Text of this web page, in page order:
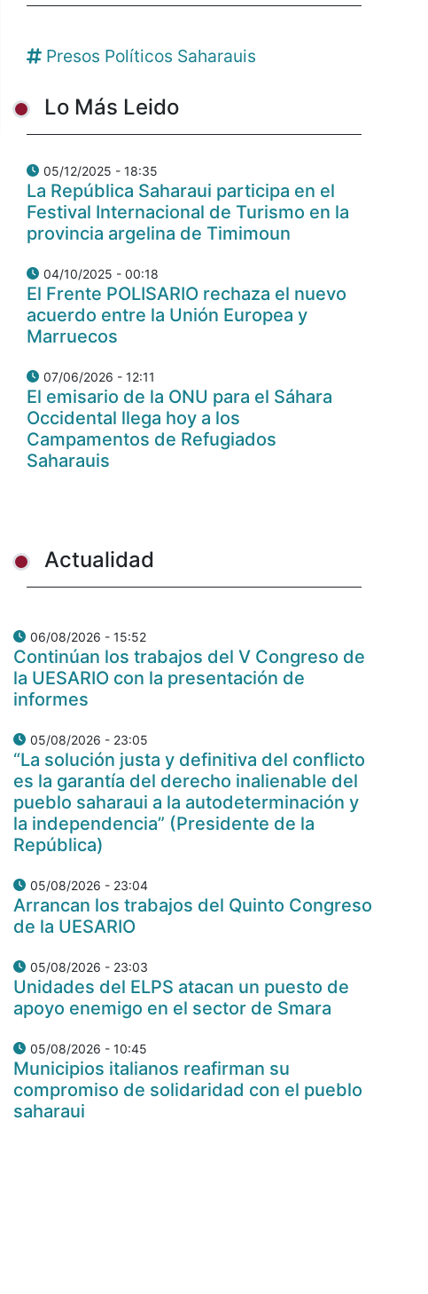
Presos Políticos Saharauis
Lo Más Leido
05/12/2025 - 18:35
La República Saharaui participa en el
Festival Internacional de Turismo en la
provincia argelina de Timimoun
04/10/2025 - 00:18
El Frente POLISARIO rechaza el nuevo
acuerdo entre la Unión Europea y
Marruecos
07/06/2026 - 12:11
El emisario de la ONU para el Sáhara
Occidental llega hoy a los
Campamentos de Refugiados
Saharauis
Actualidad
06/08/2026 - 15:52
Continúan los trabajos del V Congreso de
la UESARIO con la presentación de
informes
05/08/2026 - 23:05
“La solución justa y definitiva del conflicto
es la garantía del derecho inalienable del
pueblo saharaui a la autodeterminación y
la independencia” (Presidente de la
República)
05/08/2026 - 23:04
Arrancan los trabajos del Quinto Congreso
de la UESARIO
05/08/2026 - 23:03
Unidades del ELPS atacan un puesto de
apoyo enemigo en el sector de Smara
05/08/2026 - 10:45
Municipios italianos reafirman su
compromiso de solidaridad con el pueblo
saharaui